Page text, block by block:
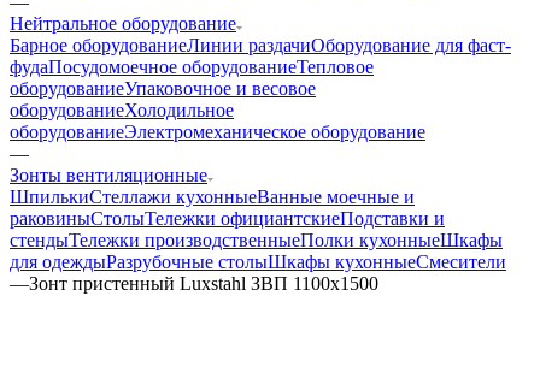
Нейтральное оборудование
Барное оборудованиеЛинии раздачиОборудование для фаст-
фудаПосудомоечное оборудованиеТепловое
оборудованиеУпаковочное и весовое
оборудованиеХолодильное
оборудованиеЭлектромеханическое оборудование
—
Зонты вентиляционные
ШпилькиСтеллажи кухонныеВанные моечные и
раковиныСтолыТележки официантскиеПодставки и
стендыТележки производственныеПолки кухонныеШкафы
для одеждыРазрубочные столыШкафы кухонныеСмесители
—Зонт пристенный Luxstahl ЗВП 1100х1500